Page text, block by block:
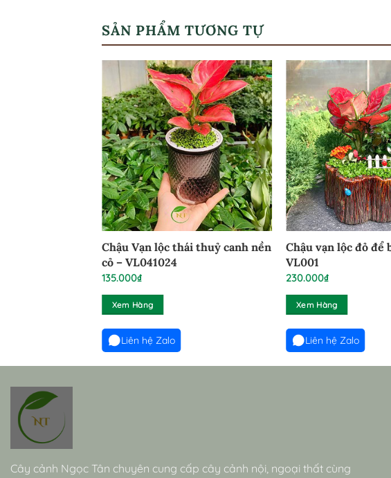
SẢN PHẨM TƯƠNG TỰ
Chậu Vạn lộc thái thuỷ canh nền
cỏ – VL041024
135.000₫
Xem Hàng
Liên hệ Zalo
Chậu vạn lộc đỏ để
VL001
230.000₫
Xem Hàng
Liên hệ Zalo
Cây cảnh Ngọc Tân chuyên cung cấp cây cảnh nội, ngoại thất cùng